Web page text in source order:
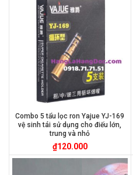
Combo 5 tẩu lọc ron Yajue YJ-169
vệ sinh tái sử dụng cho điếu lớn,
trung và nhỏ
₫120.000